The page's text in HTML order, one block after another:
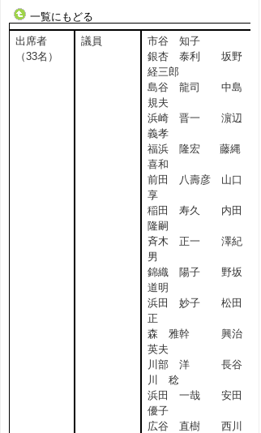
一覧にもどる
出席者
（33名）
議員
市谷 知子
銀杏 泰利 坂野
経三郎
島谷 龍司 中島
規夫
浜崎 晋一 濵辺
義孝
福浜 隆宏 藤縄
喜和
前田 八壽彦 山口
享
稲田 寿久 内田
隆嗣
斉木 正一 澤紀
男
錦織 陽子 野坂
道明
浜田 妙子 松田
正
森 雅幹 興治
英夫
川部 洋 長谷
川 稔
浜田 一哉 安田
優子
広谷 直樹 西川